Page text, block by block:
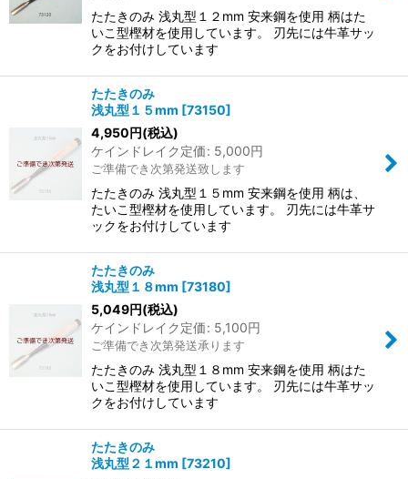
たたきのみ 浅丸型１２mm 安来鋼を使用 柄はた
いこ型樫材を使用しています。 刃先には牛革サッ
クをお付けしています
たたきのみ
浅丸型１５mm [73150]
4,950円(税込)
ケインドレイク定価: 5,000円
ご準備でき次第発送致します
たたきのみ 浅丸型１５mm 安来鋼を使用 柄は、
たいこ型樫材を使用しています。 刃先には牛革サ
ックをお付けしています
たたきのみ
浅丸型１８mm [73180]
5,049円(税込)
ケインドレイク定価: 5,100円
ご準備でき次第発送承ります
たたきのみ 浅丸型１８mm 安来鋼を使用 柄はた
いこ型樫材を使用しています。 刃先には牛革サッ
クをお付けしています
たたきのみ
浅丸型２１mm [73210]